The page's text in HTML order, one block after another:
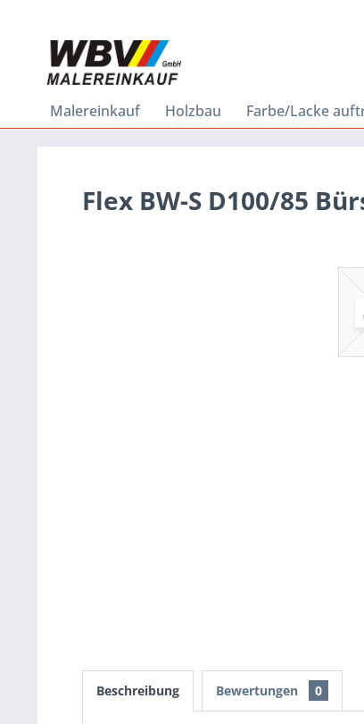
Malereinkauf Holzbau Farbe/Lacke
Flex BW-S D100/85
Beschreibung Bewertungen 0